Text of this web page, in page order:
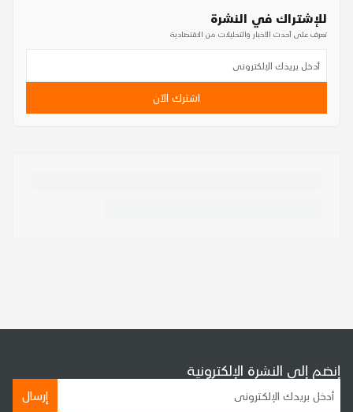
للإشتراك في النشرة
تعرف على أحدث الأخبار والتحليلات من الاقتصادية
اشترك الآن
إنضم إلى النشرة الإلكترونية
إرسال